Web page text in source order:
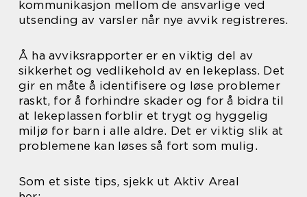
kommunikasjon mellom de ansvarlige ved
utsending av varsler når nye avvik registreres.
Å ha avviksrapporter er en viktig del av
sikkerhet og vedlikehold av en lekeplass. Det
gir en måte å identifisere og løse problemer
raskt, for å forhindre skader og for å bidra til
at lekeplassen forblir et trygt og hyggelig
miljø for barn i alle aldre. Det er viktig slik at
problemene kan løses så fort som mulig.
Som et siste tips, sjekk ut Aktiv Areal